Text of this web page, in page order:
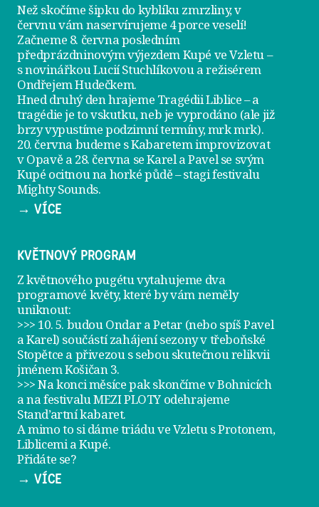
Než skočíme šipku do kyblíku zmrzliny, v
červnu vám naservírujeme 4 porce veselí!
Začneme 8. června posledním
předprázdninovým výjezdemKupé ve Vzletu–
s novinářkou Lucií Stuchlíkovou a režisérem
Ondřejem Hudečkem.
Hned druhý den hrajeme Tragédii Liblice– a
tragédie je to vskutku, neb je vyprodáno (ale již
brzy vypustíme podzimní termíny, mrk mrk).
20. června budeme s Kabaretem improvizovat
v Opavě a 28. června se Karel a Pavel se svým
Kupé ocitnou na horké půdě – stagi festivalu
Mighty Sounds.
→ VÍCE
KVĚTNOVÝ PROGRAM
Z květnového pugétu vytahujeme dva
programové květy, které by vám neměly
uniknout:
>>> 10. 5. budou Ondar a Petar (nebo spíš Pavel
a Karel) součástí zahájení sezony vtřeboňské
Stopětce a přivezou s sebou skutečnou relikvii
jménemKošičan 3.
>>> Na konci měsíce pak skončíme v Bohnicích
a na festivaluMEZI PLOTY odehrajeme
Stand’artní kabaret.
A mimo to si dámetriádu ve Vzletu s Protonem,
Liblicemi a Kupé.
Přidáte se?
→ VÍCE